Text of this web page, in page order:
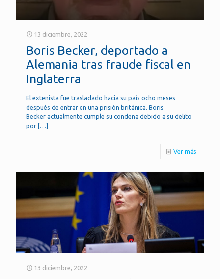
13 diciembre, 2022
Boris Becker, deportado a
Alemania tras fraude fiscal en
Inglaterra
El extenista fue trasladado hacia su país ocho meses
después de entrar en una prisión británica. Boris
Becker actualmente cumple su condena debido a su delito
por […]
Ver más
13 diciembre, 2022